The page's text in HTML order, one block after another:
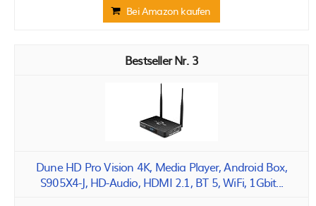
Bei Amazon kaufen
3
Dune HD Pro Vision 4K, Media Player, Android Box,
S905X4-J, HD-Audio, HDMI 2.1, BT 5, WiFi, 1Gbit...